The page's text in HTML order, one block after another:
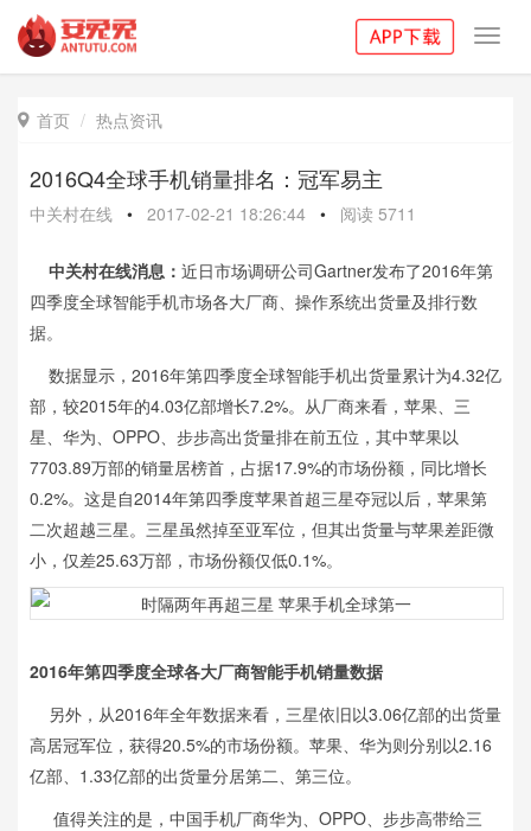
 首页 热点资讯
2016Q4全球手机销量排名：冠军易主
中关村在线 • 2017-02-21 18:26:44 • 阅读 5711
中关村在线消息： 近日市场调研公司Gartner发布了2016年第
四季度全球智能手机市场各大厂商、操作系统出货量及排行数
据。
数据显示，2016年第四季度全球智能手机出货量累计为4.32亿
部，较2015年的4.03亿部增长7.2%。从厂商来看，苹果、三
星、华为、OPPO、步步高出货量排在前五位，其中苹果以
7703.89万部的销量居榜首，占据17.9%的市场份额，同比增长
0.2%。这是自2014年第四季度苹果首超三星夺冠以后，苹果第
二次超越三星。三星虽然掉至亚军位，但其出货量与苹果差距微
小，仅差25.63万部，市场份额仅低0.1%。
2016年第四季度全球各大厂商智能手机销量数据
另外，从2016年全年数据来看，三星依旧以3.06亿部的出货量
高居冠军位，获得20.5%的市场份额。苹果、华为则分别以2.16
亿部、1.33亿部的出货量分居第二、第三位。
值得关注的是，中国手机厂商华为、OPPO、步步高带给三